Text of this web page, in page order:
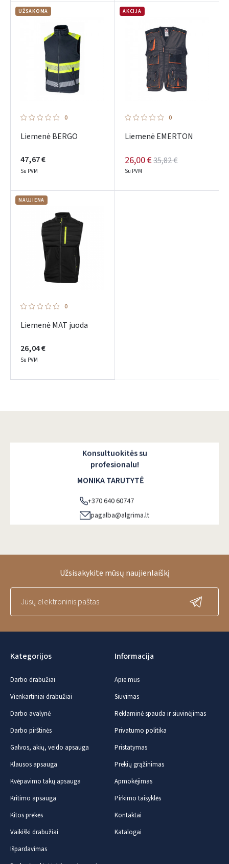
UŽSAKOMA
0
Liemenė BERGO
47,67 €
Su PVM
AKCIJA
0
Liemenė EMERTON
26,00 €35,82 €
Su PVM
NAUJIENA
0
Liemenė MAT juoda
26,04 €
Su PVM
Konsultuokitės su
profesionalu!
MONIKA TARUTYTĖ
+370 640 60747
pagalba@algrima.lt
Kategorijos
Darbo drabužiai
Vienkartiniai drabužiai
Darbo avalynė
Darbo pirštinės
Galvos, akių, veido apsauga
Klausos apsauga
Kvėpavimo takų apsauga
Kritimo apsauga
Kitos prekės
Vaikiški drabužiai
Išpardavimas
Informacija
Apie mus
Siuvimas
Reklaminė spauda ir siuvinėjimas
Privatumo politika
Pristatymas
Prekių grąžinimas
Apmokėjimas
Pirkimo taisyklės
Kontaktai
Katalogai
Užsisakykite mūsų naujienlaiškį